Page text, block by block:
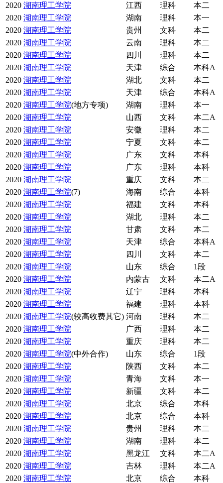
2020 湖南理工学院 江西 理科
本二
2020 湖南理工学院 湖南 理科
本一
2020 湖南理工学院 贵州 文科
本二
2020 湖南理工学院 云南 理科
本二
2020 湖南理工学院 四川 理科
本二
2020 湖南理工学院 天津 综合
本科A
2020 湖南理工学院 湖北 文科
本二
2020 湖南理工学院 天津 综合
本科A
2020 湖南理工学院(地方专项) 湖南 理科
本一
2020 湖南理工学院 山西 文科
本二A
2020 湖南理工学院 安徽 理科
本二
2020 湖南理工学院 宁夏 文科
本二
2020 湖南理工学院 广东 文科
本科
2020 湖南理工学院 广东 理科
本科
2020 湖南理工学院 重庆 文科
本二
2020 湖南理工学院(7) 海南 综合
本科
2020 湖南理工学院 福建 文科
本科
2020 湖南理工学院 湖北 理科
本二
2020 湖南理工学院 甘肃 文科
本二
2020 湖南理工学院 天津 综合
本科A
2020 湖南理工学院 四川 文科
本二
2020 湖南理工学院 山东 综合
1段
2020 湖南理工学院 内蒙古 文科
本二A
2020 湖南理工学院 辽宁 理科
本科
2020 湖南理工学院 福建 理科
本科
2020 湖南理工学院(较高收费其它) 河南 理科
本二
2020 湖南理工学院 广西 理科
本二
2020 湖南理工学院 重庆 理科
本二
2020 湖南理工学院(中外合作) 山东 综合
1段
2020 湖南理工学院 陕西 文科
本二
2020 湖南理工学院 青海 文科
本一
2020 湖南理工学院 新疆 文科
本二
2020 湖南理工学院 北京 综合
本科
2020 湖南理工学院 北京 综合
本科
2020 湖南理工学院 贵州 理科
本二
2020 湖南理工学院 湖南 理科
本二
2020 湖南理工学院 黑龙江 文科
本二A
2020 湖南理工学院 吉林 理科
本二A
2020 湖南理工学院 北京 综合
本科